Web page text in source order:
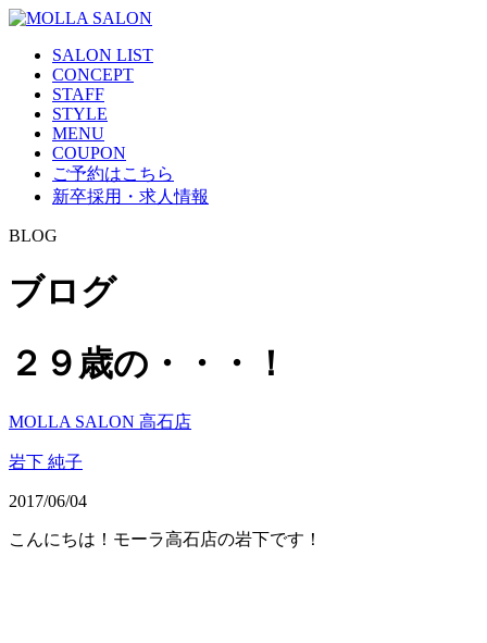
SALON LIST
CONCEPT
STAFF
STYLE
MENU
COUPON
ご予約はこちら
新卒採用・求人情報
BLOG
ブログ
２９歳の・・・！
MOLLA SALON 高石店
岩下 純子
2017/06/04
こんにちは！モーラ高石店の岩下です！